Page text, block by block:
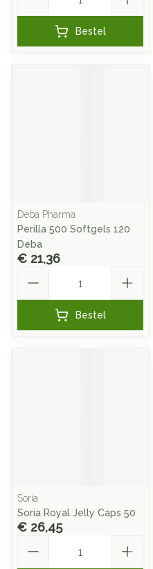
Bestel
Deba Pharma
Perilla 500 Softgels 120
Deba
€ 21,36
Bestel
Soria
Soria Royal Jelly Caps 50
€ 26,45